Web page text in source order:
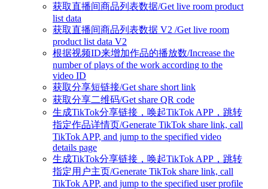
获取直播间商品列表数据/Get live room product
list data
获取直播间商品列表数据 V2 /Get live room
product list data V2
根据视频ID来增加作品的播放数/Increase the
number of plays of the work according to the
video ID
获取分享短链接/Get share short link
获取分享二维码/Get share QR code
生成TikTok分享链接，唤起TikTok APP，跳转
指定作品详情页/Generate TikTok share link, call
TikTok APP, and jump to the specified video
details page
生成TikTok分享链接，唤起TikTok APP，跳转
指定用户主页/Generate TikTok share link, call
TikTok APP, and jump to the specified user profile